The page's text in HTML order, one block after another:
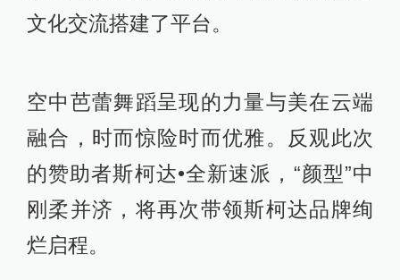
文化交流搭建了平台。
空中芭蕾舞蹈呈现的力量与美在云端
融合，时而惊险时而优雅。反观此次
的赞助者斯柯达•全新速派，“颜型”中
刚柔并济，将再次带领斯柯达品牌绚
烂启程。